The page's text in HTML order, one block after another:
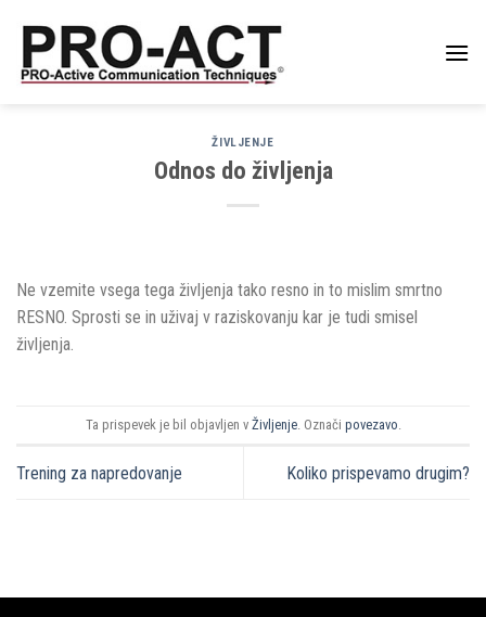
vsebino
ŽIVLJENJE
Odnos do življenja
Ne vzemite vsega tega življenja tako resno in to mislim smrtno
RESNO. Sprosti se in uživaj v raziskovanju kar je tudi smisel
življenja.
Ta prispevek je bil objavljen v Življenje. Označi povezavo
Trening za napredovanje Koliko prispevamo drugim?